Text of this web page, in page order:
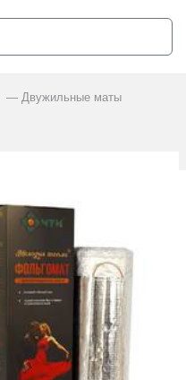
Двужильные маты